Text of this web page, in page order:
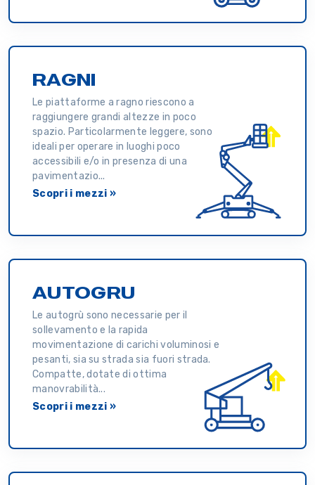
RAGNI
Le piattaforme a ragno riescono a
raggiungere grandi altezze in poco
spazio. Particolarmente leggere, sono
ideali per operare in luoghi poco
accessibili e/o in presenza di una
pavimentazio...
Scopri i mezzi »
AUTOGRU
Le autogrù sono necessarie per il
sollevamento e la rapida
movimentazione di carichi voluminosi e
pesanti, sia su strada sia fuori strada.
Compatte, dotate di ottima
manovrabilità...
Scopri i mezzi »